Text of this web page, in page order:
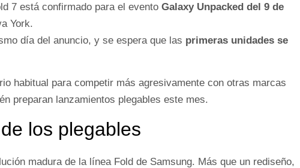
7 está confirmado para el evento Galaxy Unpacked del 9 de
York.
día del anuncio, y se espera que las primeras unidades se
habitual para competir más agresivamente con otras marcas
preparan lanzamientos plegables este mes.
los plegables
madura de la línea Fold de Samsung. Más que un rediseño,